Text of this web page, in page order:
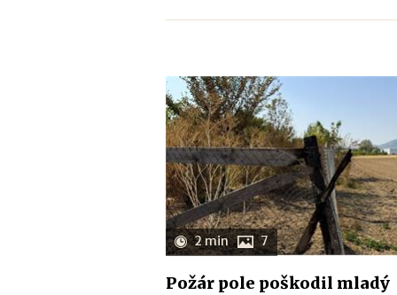
2 min 7
Požár pole poškodil mladý